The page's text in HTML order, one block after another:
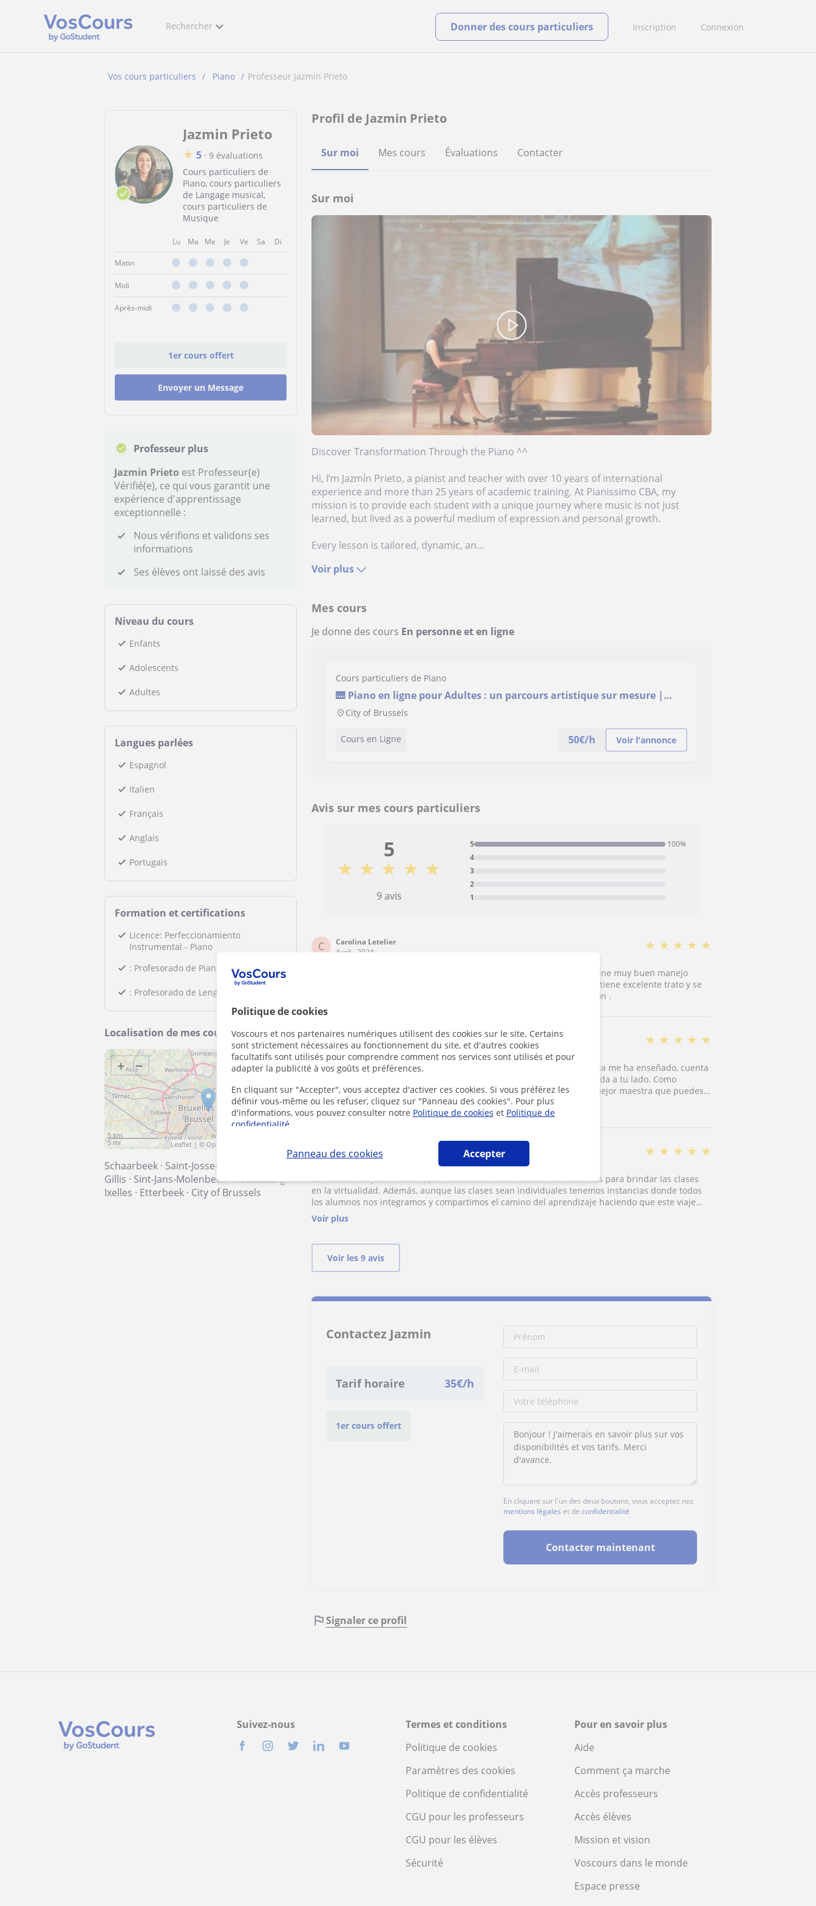
Politique de cookies
Voscours et nos partenaires numériques utilisent des cookies sur le site. Certains
sont strictement nécessaires au fonctionnement du site, et d'autres cookies
facultatifs sont utilisés pour comprendre comment nos services sont utilisés et pour
adapter la publicité à vos goûts et préférences.
En cliquant sur "Accepter", vous acceptez d'activer ces cookies. Si vous préférez les
définir vous-même ou les refuser, cliquez sur "Panneau des cookies". Pour plus
d'informations, vous pouvez consulter notre Politique de cookies et Politique de
confidentialité.
Panneau des cookies Accepter
Rechercher Inscription Connexion
Donner des cours particuliers
Vos cours particuliers Piano Professeur Jazmin Prieto
Jazmin Prieto
★ 5 · 9 évaluations
Cours particuliers de
Piano, cours particuliers
de Langage musical,
cours particuliers de
Musique
Lu Ma Me Je Ve Sa Di
Matin
Midi
Après-midi
1er cours offert
Envoyer un Message
Professeur plus
Jazmin Prieto est Professeur(e)
Vérifié(e), ce qui vous garantit une
expérience d'apprentissage
exceptionnelle :
Nous vérifions et validons ses
informations
Ses élèves ont laissé des avis
Niveau du cours
Enfants
Adolescents
Adultes
Langues parlées
Espagnol
Italien
Français
Anglais
Portugais
Formation et certifications
Licence: Perfeccionamiento
Instrumental - Piano
: Profesorado de Piano
: Profesorado de Lenguaje Musical
Localisation de mes cours
+ −
5 km
5 mi
Leaflet | ©OpenStreetMap
Schaarbeek · Saint-Josse-ten-Noode
Gillis · Sint-Jans-Molenbeek·Koekelberg·
Ixelles · Etterbeek · City of Brussels
Profil de Jazmin Prieto
Sur moi Mes cours Évaluations Contacter
Sur moi
Discover Transformation Through the Piano ^^
Hi, I’m Jazmín Prieto, a pianist and teacher with over 10 years of international
experience and more than 25 years of academic training. At Pianissimo CBA, my
mission is to provide each student with a unique journey where music is not just
learned, but lived as a powerful medium of expression and personal growth.
Every lesson is tailored, dynamic, an...
Voir plus
Mes cours
Je donne des cours En personne et en ligne
Cours particuliers de Piano
🎹 Piano en ligne pour Adultes : un parcours artistique sur mesure |
Méthode Internationale
City of Brussels
Cours en Ligne 50€/h Voir l'annonce
Avis sur mes cours particuliers
5
★ ★ ★ ★ ★
9 avis 1
2
3
4
5 100%
C
Carolina Letelier
Avril - 2024
★ ★ ★ ★ ★
Jazmin es una excelente profesional, que sabe mucho sobre piano y tiene muy buen manejo
pedagógico para enseñar a niños esta disciplina. Es muy comprensiva tiene excelente trato y se
adapta al aprendizaje de cada niño para impulsarlo en su mejor versión .
J
Julian
Mars - 2024
★ ★ ★ ★ ★
Jazmín es un excelente maestra de piano, con mucha pasión y paciencia me ha enseñado, cuenta
con muchas herramientas y técnicas que te hace sentir que está sentada a tu lado. Como
persona es maravillosa, alegre, positiva y comprometida. Sin duda la mejor maestra que puedes
elegir si deseas aprender de música y piano.
Voir plus
A
Mars - 2024
★ ★ ★ ★ ★
Las clases con Jazmin son súper didácticas, tiene muchas herramientas para brindar las clases
en la virtualidad. Además, aunque las clases sean individuales tenemos instancias donde todos
los alumnos nos integramos y compartimos el camino del aprendizaje haciendo que este viaje
sea más que especial.
Voir plus
Voir les 9 avis
Contactez Jazmin
Tarif horaire 35€/h
1er cours offert
En cliquant sur l'un des deux boutons, vous acceptez nos
mentions légales et deconfidentialité
Contacter maintenant
Signaler ce profil
Suivez-nous
Termes et conditions
Politique de cookies
Paramètres des cookies
Politique de confidentialité
CGU pour les professeurs
CGU pour les élèves
Sécurité
Pour en savoir plus
Aide
Comment ça marche
Accès professeurs
Accès élèves
Mission et vision
Voscours dans le monde
Espace presse